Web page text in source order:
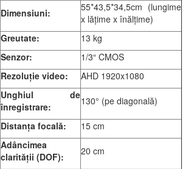
Dimensiuni:
55*43,5*34,5cm (lungime
x lățime x înălțime)
Greutate:
13 kg
Senzor:
1/3“ CMOS
Rezoluție video:
AHD 1920x1080
Unghiul de
înregistrare:
130° (pe diagonală)
Distanța focală:
15 cm
Adâncimea
clarității (DOF):
20 cm